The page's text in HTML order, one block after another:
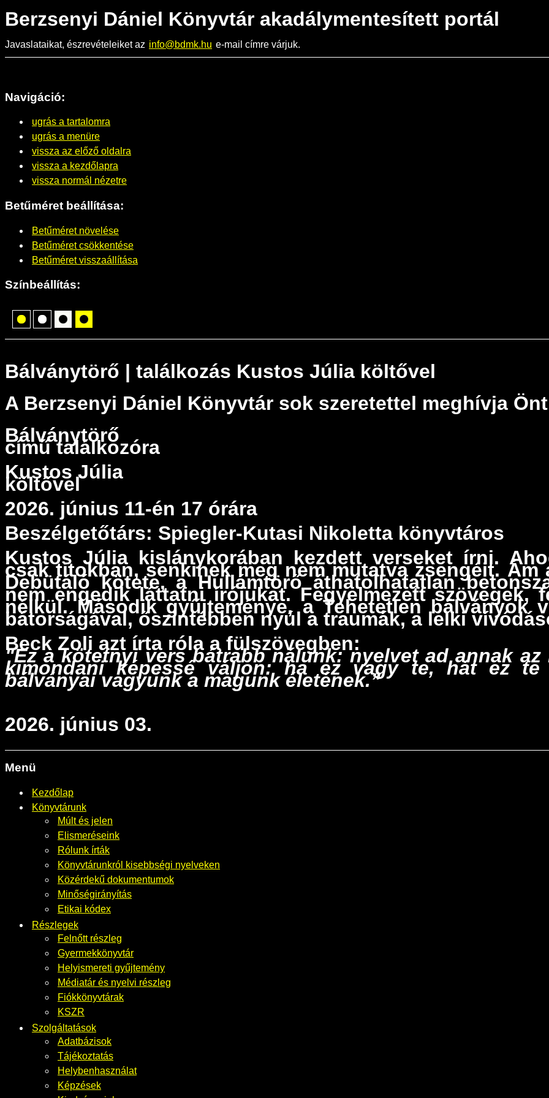
Berzsenyi Dániel Könyvtár akadálymentesített portál
Javaslataikat, észrevételeiket az info@bdmk.hu e-mail címre várjuk.
Navigáció:
ugrás a tartalomra
ugrás a menüre
vissza az előző oldalra
vissza a kezdőlapra
vissza normál nézetre
Betűméret beállítása:
Betűméret növelése
Betűméret csökkentése
Betűméret visszaállítása
Színbeállítás:
Bálványtörő | találkozás Kustos Júlia költővel
A Berzsenyi Dániel Könyvtár sok szeretettel meghívja
Bálványtörő
című találkozóra
Kustos Júlia
költővel
2026. június 11-én 17 órára
Beszélgetőtárs: Spiegler-Kutasi Nikoletta könyvtáros
Kustos Júlia kislánykorában kezdett verseket írni.
csak titokban, senkinek meg nem mutatva zsengéit.
Debütáló kötete, aHullámtörőáthatolhatatlan
nem engedik láttatni írójukat. Fegyelmezett szövegek,
nélkül. Második gyűjteménye, aTehetetlen bálványok
bátorságával, őszintébben nyúl a traumák, a lelki
Beck Zoli azt írta róla a fülszövegben:
"Ez a kötetnyi vers bátrabb nálunk: nyelvet ad annak az
kimondani képessé váljon: ha ez vagy te, hát ez te
bálványai vagyunk a magunk életének.”
2026. június 03.
Menü
Kezdőlap
Könyvtárunk
Múlt és jelen
Elismeréseink
Rólunk írták
Könyvtárunkról kisebbségi nyelveken
Közérdekű dokumentumok
Minőségirányítás
Etikai kódex
Részlegek
Felnőtt részleg
Gyermekkönyvtár
Helyismereti gyűjtemény
Médiatár és nyelvi részleg
Fiókkönyvtárak
KSZR
Szolgáltatások
Adatbázisok
Tájékoztatás
Helybenhasználat
Képzések